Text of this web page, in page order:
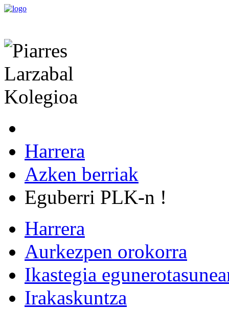
Harrera
Azken berriak
Eguberri PLK-n !
Harrera
Aurkezpen orokorra
Ikastegia
Irakaskuntza